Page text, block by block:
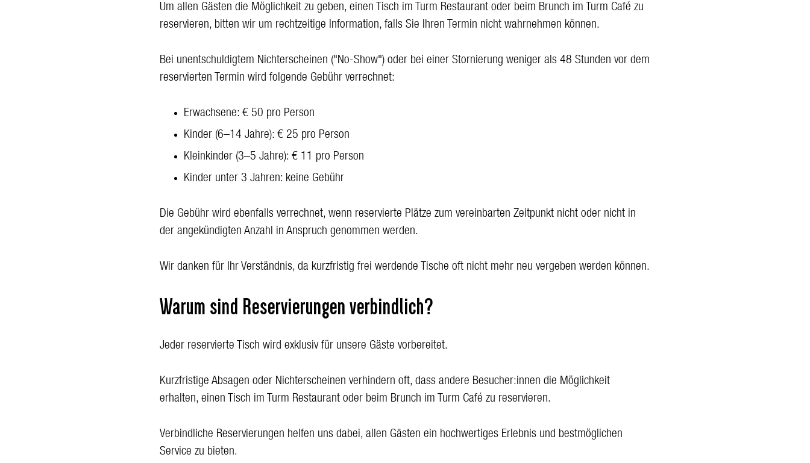
Um allen Gästen die Möglichkeit zu geben, einen Tisch im Turm Restaurant oder beim Brunch im Turm Café zu
reservieren, bitten wir um rechtzeitige Information, falls Sie Ihren Termin nicht wahrnehmen können.
Bei unentschuldigtem Nichterscheinen ("No-Show") oder bei einer Stornierung weniger als 48 Stunden vor dem
reservierten Termin wird folgende Gebühr verrechnet:
Erwachsene: € 50 pro Person
Kinder (6–14 Jahre): € 25 pro Person
Kleinkinder (3–5 Jahre): € 11 pro Person
Kinder unter 3 Jahren: keine Gebühr
Die Gebühr wird ebenfalls verrechnet, wenn reservierte Plätze zum vereinbarten Zeitpunkt nicht oder nicht in
der angekündigten Anzahl in Anspruch genommen werden.
Wir danken für Ihr Verständnis, da kurzfristig frei werdende Tische oft nicht mehr neu vergeben werden können.
Warum sind Reservierungen verbindlich?
Jeder reservierte Tisch wird exklusiv für unsere Gäste vorbereitet.
Kurzfristige Absagen oder Nichterscheinen verhindern oft, dass andere Besucher:innen die Möglichkeit
erhalten, einen Tisch im Turm Restaurant oder beim Brunch im Turm Café zu reservieren.
Verbindliche Reservierungen helfen uns dabei, allen Gästen ein hochwertiges Erlebnis und bestmöglichen
Service zu bieten.